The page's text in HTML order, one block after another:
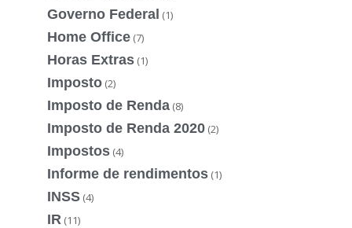
Governo Federal (1)
Home Office (7)
Horas Extras (1)
Imposto (2)
Imposto de Renda (8)
Imposto de Renda 2020 (2)
Impostos (4)
Informe de rendimentos (1)
INSS (4)
IR (11)